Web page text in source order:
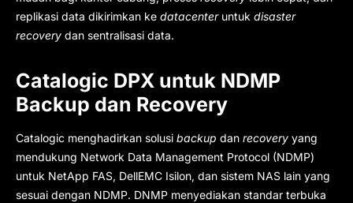
replikasi data dikirimkan ke datacenter untuk disaster
recovery dan sentralisasi data.
Catalogic DPX untuk NDMP
Backup dan Recovery
Catalogic menghadirkan solusi backup dan recovery yang
mendukung Network Data Management Protocol (NDMP)
untuk NetApp FAS, DellEMC Isilon, dan sistem NAS lain yang
sesuai dengan NDMP. DNMP menyediakan standar terbuka